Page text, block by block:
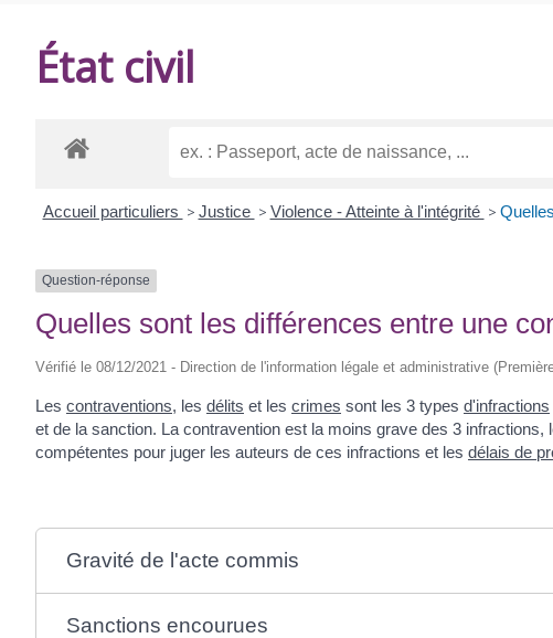
État civil
Accueil particuliers > Justice > Violence - Atteinte à l'intégrité >
Question-réponse
Quelles sont les différences entre une
Vérifié le 08/12/2021 - Direction de l'information légale et administrative
Les contraventions, les délits et les crimes sont les 3 types d'infractions
et de la sanction. La contravention est la moins grave des 3
compétentes pour juger les auteurs de ces infractions et les délais de
Gravité de l'acte commis
Sanctions encourues